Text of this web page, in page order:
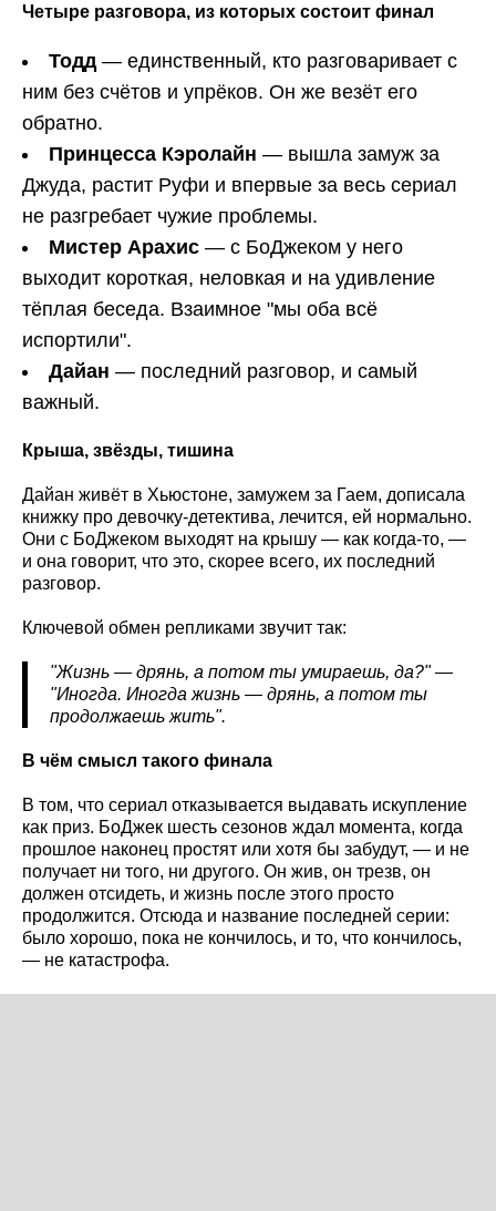
Четыре разговора, из которых состоит финал
Тодд — единственный, кто разговаривает с
ним без счётов и упрёков. Он же везёт его
обратно.
Принцесса Кэролайн — вышла замуж за
Джуда, растит Руфи и впервые за весь сериал
не разгребает чужие проблемы.
Мистер Арахис — с БоДжеком у него
выходит короткая, неловкая и на удивление
тёплая беседа. Взаимное "мы оба всё
испортили".
Дайан — последний разговор, и самый
важный.
Крыша, звёзды, тишина
Дайан живёт в Хьюстоне, замужем за Гаем, дописала
книжку про девочку-детектива, лечится, ей нормально.
Они с БоДжеком выходят на крышу — как когда-то, —
и она говорит, что это, скорее всего, их последний
разговор.
Ключевой обмен репликами звучит так:
"Жизнь — дрянь, а потом ты умираешь, да?" —
"Иногда. Иногда жизнь — дрянь, а потом ты
продолжаешь жить".
В чём смысл такого финала
В том, что сериал отказывается выдавать искупление
как приз. БоДжек шесть сезонов ждал момента, когда
прошлое наконец простят или хотя бы забудут, — и не
получает ни того, ни другого. Он жив, он трезв, он
должен отсидеть, и жизнь после этого просто
продолжится. Отсюда и название последней серии:
было хорошо, пока не кончилось, и то, что кончилось,
— не катастрофа.